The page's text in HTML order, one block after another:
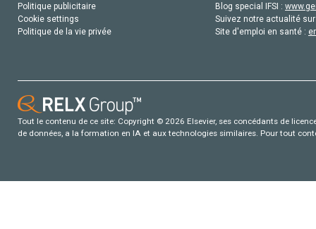
Politique publicitaire
Cookie settings
Politique de la vie privée
Blog special IFSI :
Suivez notre actualité
Site d'emploi en santé :
Tout le contenu de ce site: Copyright © 2026 Elsevier, ses concédants de
de données, a la formation en IA et aux technologies similaires. Pour tout